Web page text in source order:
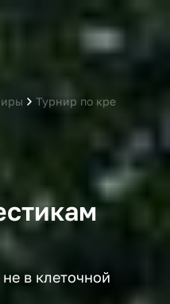
Турнир по крестикам
в клеточной